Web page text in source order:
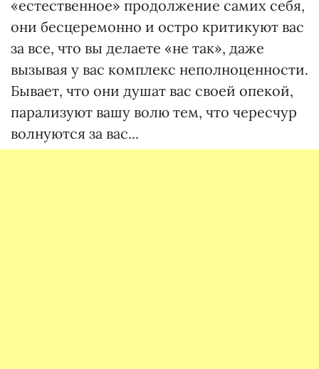
«естественное» продолжение самих себя,
они бесцеремонно и остро критикуют вас
за все, что вы делаете «не так», даже
вызывая у вас комплекс неполноценности.
Бывает, что они душат вас своей опекой,
парализуют вашу волю тем, что чересчур
волнуются за вас...